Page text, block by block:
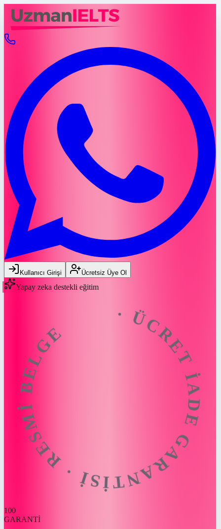
Kullanıcı Girişi Ücretsiz Üye Ol
Yapay zeka destekli eğitimGARANTİSİ ·
100
GARANTİ